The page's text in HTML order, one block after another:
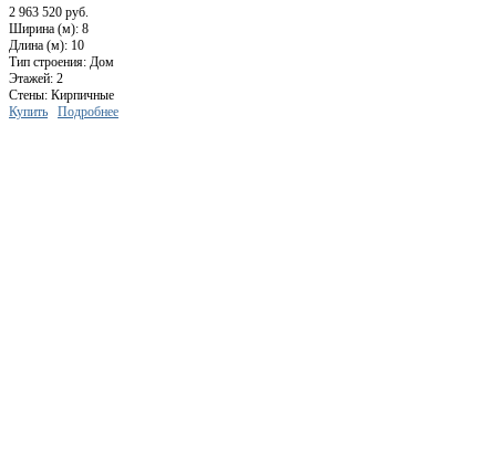
2 963 520 руб.
Ширина (м): 8
Длина (м): 10
Тип строения: Дом
Этажей: 2
Стены: Кирпичные
Купить
Подробнее